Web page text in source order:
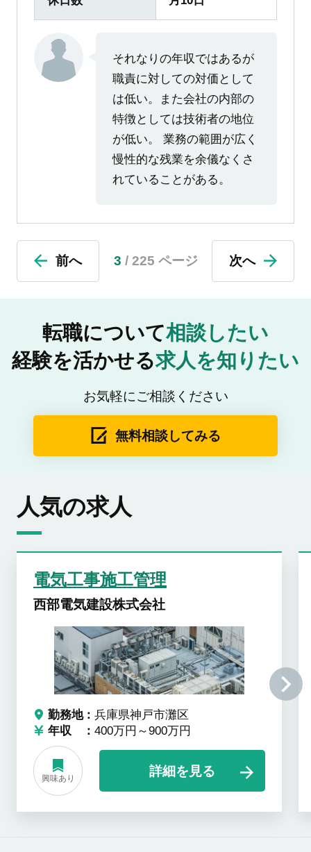
それなりの年収ではあるが
職責に対しての対価として
は低い。また会社の内部の
特徴としては技術者の地位
が低い。 業務の範囲が広く
慢性的な残業を余儀なくさ
れていることがある。
前へ 3 / 225 ページ 次へ
転職について相談したい
経験を活かせる求人を知りたい
お気軽にご相談ください
無料相談してみる
人気の求人
電気工事施工管理
西部電気建設株式会社
勤務地
兵庫県神戸市灘区
年収
400万円～900万円
興味あり
詳細を見る